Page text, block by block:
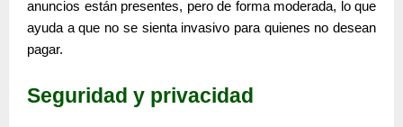
anuncios están presentes, pero de forma moderada, lo que
ayuda a que no se sienta invasivo para quienes no desean
pagar.
Seguridad y privacidad